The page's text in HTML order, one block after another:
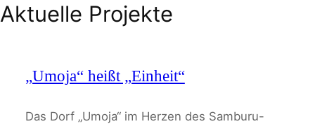
Aktuelle Projekte
„Umoja“ heißt „Einheit“
Das Dorf „Umoja“ im Herzen des Samburu-